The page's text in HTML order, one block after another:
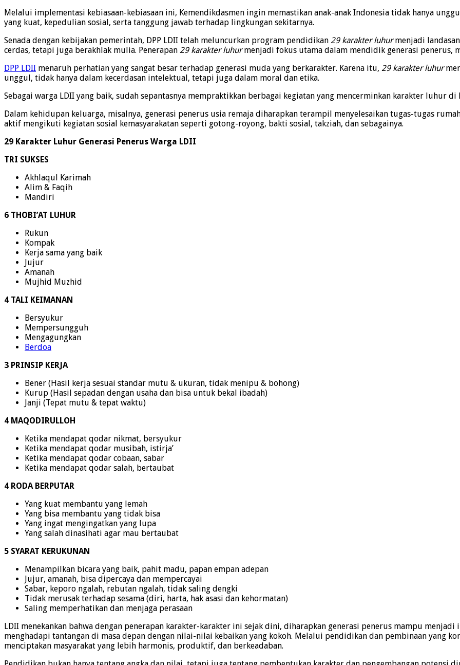
Melalui implementasi kebiasaan-kebiasaan ini, Kemendikdasmen ingin memastikan anak-anak Indonesia tidak hanya
yang kuat, kepedulian sosial, serta tanggung jawab terhadap lingkungan sekitarnya.
Senada dengan kebijakan pemerintah, DPP LDII telah meluncurkan program pendidikan 29 karakter luhurmenjadi
cerdas, tetapi juga berakhlak mulia. Penerapan 29 karakter luhurmenjadi fokus utama dalam mendidik generasi penerus,
DPP LDII menaruh perhatian yang sangat besar terhadap generasi muda yang berkarakter. Karena itu, 29 karakter luhur
unggul, tidak hanya dalam kecerdasan intelektual, tetapi juga dalam moral dan etika.
Sebagai warga LDII yang baik, sudah sepantasnya mempraktikkan berbagai kegiatan yang mencerminkan karakter luhur
Dalam kehidupan keluarga, misalnya, generasi penerus usia remaja diharapkan terampil menyelesaikan tugas-tugas
aktif mengikuti kegiatan sosial kemasyarakatan seperti gotong-royong, bakti sosial, takziah, dan sebagainya.
29 Karakter Luhur Generasi Penerus Warga LDII
TRI SUKSES
Akhlaqul Karimah
Alim & Faqih
Mandiri
6 THOBI’AT LUHUR
Rukun
Kompak
Kerja sama yang baik
Jujur
Amanah
Mujhid Muzhid
4 TALI KEIMANAN
Bersyukur
Mempersungguh
Mengagungkan
Berdoa
3 PRINSIP KERJA
Bener (Hasil kerja sesuai standar mutu & ukuran, tidak menipu & bohong)
Kurup (Hasil sepadan dengan usaha dan bisa untuk bekal ibadah)
Janji (Tepat mutu & tepat waktu)
4 MAQODIRULLOH
Ketika mendapat qodar nikmat, bersyukur
Ketika mendapat qodar musibah, istirja’
Ketika mendapat qodar cobaan, sabar
Ketika mendapat qodar salah, bertaubat
4 RODA BERPUTAR
Yang kuat membantu yang lemah
Yang bisa membantu yang tidak bisa
Yang ingat mengingatkan yang lupa
Yang salah dinasihati agar mau bertaubat
5 SYARAT KERUKUNAN
Menampilkan bicara yang baik, pahit madu, papan empan adepan
Jujur, amanah, bisa dipercaya dan mempercayai
Sabar, keporo ngalah, rebutan ngalah, tidak saling dengki
Tidak merusak terhadap sesama (diri, harta, hak asasi dan kehormatan)
Saling memperhatikan dan menjaga perasaan
LDII menekankan bahwa dengan penerapan karakter-karakter ini sejak dini, diharapkan generasi penerus mampu
menghadapi tantangan di masa depan dengan nilai-nilai kebaikan yang kokoh. Melalui pendidikan dan pembinaan yang
menciptakan masyarakat yang lebih harmonis, produktif, dan berkeadaban.